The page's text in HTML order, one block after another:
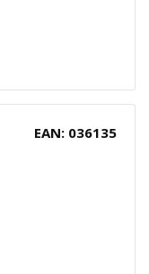
EAN: 036135